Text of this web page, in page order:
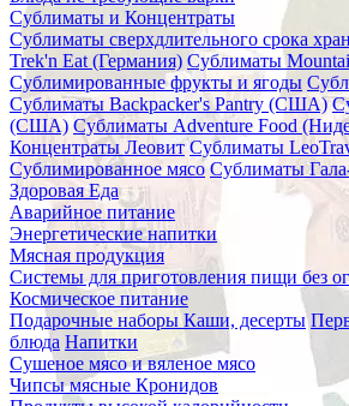
Сублиматы и Концентраты
Сублиматы сверхдлительного срока
Trek'n Eat (Германия) Сублиматы
Сублимированные фрукты и ягоды
Сублиматы Backpacker's Pantry (США)
(США) Сублиматы Adventure Food
Концентраты Леовит Сублиматы
Сублимированное мясо Сублиматы
Здоровая Еда
Аварийное питание
Энергетические напитки
Мясная продукция
Системы для приготовления пищи без
Космическое питание
Подарочные наборы Каши, десерты
блюда Напитки
Сушеное мясо и вяленое мясо
Чипсы мясные Кронидов